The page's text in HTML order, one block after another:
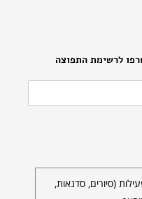
לרשימת התפוצה
(סיורים, סדנאות,